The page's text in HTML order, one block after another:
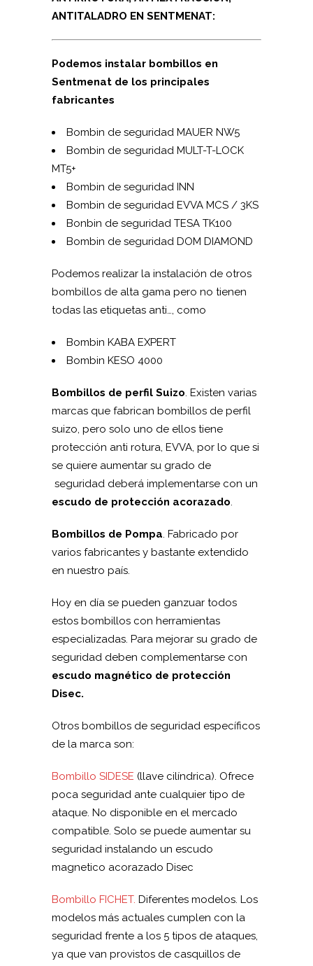
ANTITALADRO EN SENTMENAT:
Podemos instalar bombillos en
Sentmenat de los principales
fabricantes
Bombin de seguridad MAUER NW5
Bombin de seguridad MUL­T-T-LOCK
MT5+
Bombin de seguridad INN
Bombin de seguridad EVVA MCS / 3KS
Bonbin de seguridad TESA TK100
Bombin de seguridad DOM DIAMOND
Podemos realizar la instalación de otros
bombillos de alta gama pero no tienen
todas las etiquetas anti…, como
Bombin KABA EXPERT
Bombin KESO 4000
Bombillos de perfil Suizo. Existen varias
marcas que fabrican bombillos de perfil
suizo, pero solo uno de ellos tiene
protección anti rotura, EVVA, por lo que si
se quiere aumentar su grado de
seguridad deberá implementarse con un
escudo de protección acorazado.
Bombillos de Pompa. Fabricado por
varios fabricantes y bastante extendido
en nuestro país.
Hoy en día se pueden ganzuar todos
estos bombillos con herramientas
especializadas. Para mejorar su grado de
seguridad deben complementarse con
escudo magnético de protección
Disec.
Otros bombillos de seguridad específicos
de la marca son:
Bombillo SIDESE (llave cilíndrica). Ofrece
poca seguridad ante cualquier tipo de
ataque. No disponible en el mercado
compatible. Solo se puede aumentar su
seguridad instalando un escudo
magnetico acorazado Disec
Bombillo FICHET. Diferentes modelos. Los
modelos más actuales cumplen con la
seguridad frente a los 5 tipos de ataques,
ya que van provistos de casquillos de